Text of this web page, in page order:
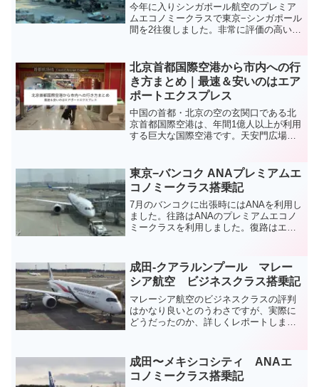
今年に入りシンガポール航空のプレミア
ムエコノミークラスで東京−シンガポール
間を2往復しました。非常に評価の高いシ
何ほどのものか！今回の記事ではシンガ
ポール航空エコノミークラスの搭乗記を
お届けします。
北京首都国際空港から市内への行
き方まとめ｜最速＆安いのはエア
ポートエクスプレス
中国の首都・北京の空の玄関口である北
京首都国際空港は、年間1億人以上が利用
する巨大な国際空港です。天安門広場な
す。今回の記事では、国際線が発着する
北京首都国際空港第3ターミナルから市内
へのアクセス方法について詳しく解説し
ます。
東京−バンコク ANAプレミアムエ
コノミークラス搭乗記
7月のバンコクに出張時にはANAを利用し
ました。往路はANAのプレミアムエコノ
ミークラスを利用しました。復路はエコ
コノミークラスに無償でアップグレード
され、往復ともプレミアムエコノミーク
ラスを利用することができました。今回
の記事は東京−バンコク間のANAプレミア
ムエコノミークラスの搭乗記をお届けし
ます。
成田-クアラルンプール マレー
シア航空 ビジネスクラス搭乗記
マレーシア航空のビジネスクラスの評判
はかなり良いとのうわさですが、実際に
どうだったのか、詳しくレポートしま
成田〜メキシコシティ ANAエ
コノミークラス搭乗記